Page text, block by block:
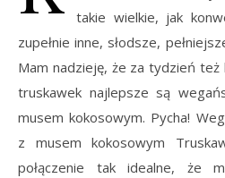
takie wielkie, jak
zupełnie inne, słodsze,
Mam nadzieję, że za tydzień też
truskawek najlepsze są
musem kokosowym. Pycha!
z musem kokosowym
połączenie tak idealne, że